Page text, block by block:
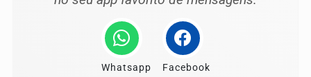
Whatsapp Facebook